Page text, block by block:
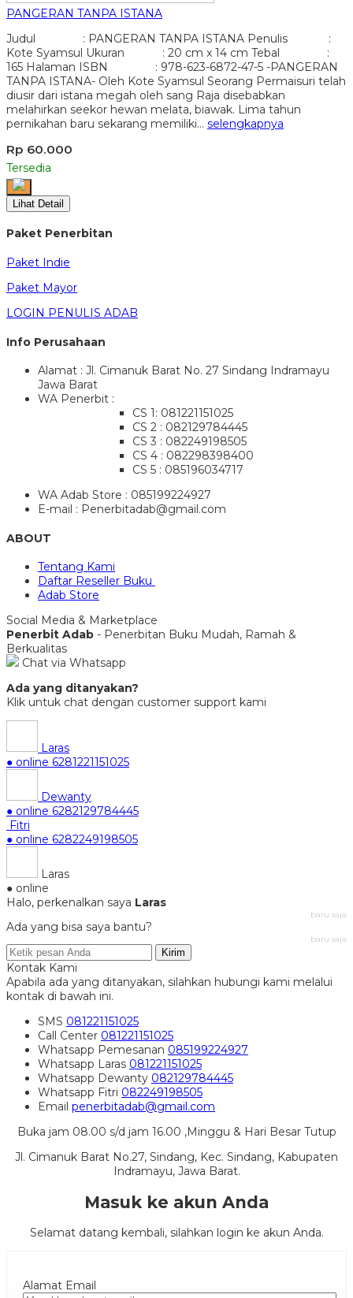
PANGERAN TANPA ISTANA
Judul : PANGERAN TANPA ISTANA Penulis :
Kote Syamsul Ukuran : 20 cm x 14 cm Tebal :
165 Halaman ISBN : 978-623-6872-47-5 -PANGERAN
TANPA ISTANA- Oleh Kote Syamsul Seorang Permaisuri telah
diusir dari istana megah oleh sang Raja disebabkan
melahirkan seekor hewan melata, biawak. Lima tahun
pernikahan baru sekarang memiliki… selengkapnya
Rp 60.000
Tersedia
Lihat Detail
Paket Penerbitan
Paket Indie
Paket Mayor
LOGIN PENULIS ADAB
Info Perusahaan
Alamat : Jl. Cimanuk Barat No. 27 Sindang Indramayu
Jawa Barat
WA Penerbit :
CS 1: 081221151025
CS 2 : 082129784445
CS 3 : 082249198505
CS 4 : 082298398400
CS 5 : 085196034717
WA Adab Store : 085199224927
E-mail : Penerbitadab@gmail.com
ABOUT
Tentang Kami
Daftar Reseller Buku
Adab Store
Social Media & Marketplace
Penerbit Adab - Penerbitan Buku Mudah, Ramah &
Berkualitas
Chat via Whatsapp
Ada yang ditanyakan?
Klik untuk chat dengan customer support kami
Laras
● online 6281221151025
Dewanty
● online 6282129784445
Fitri
● online 6282249198505
Laras
● online
Halo, perkenalkan saya Laras
baru saja
Ada yang bisa saya bantu?
baru saja
Kirim
Kontak Kami
Apabila ada yang ditanyakan, silahkan hubungi kami melalui
kontak di bawah ini.
SMS 081221151025
Call Center 081221151025
Whatsapp Pemesanan 085199224927
Whatsapp Laras 081221151025
Whatsapp Dewanty 082129784445
Whatsapp Fitri 082249198505
Email penerbitadab@gmail.com
Buka jam 08.00 s/d jam 16.00 ,Minggu & Hari Besar Tutup
Jl. Cimanuk Barat No.27, Sindang, Kec. Sindang, Kabupaten
Indramayu, Jawa Barat.
Masuk ke akun Anda
Selamat datang kembali, silahkan login ke akun Anda.
Alamat Email